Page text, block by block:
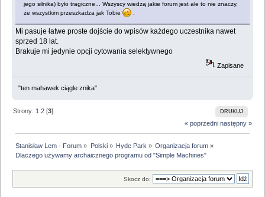
jego silnika) było tragiczne... Wszyscy wiedzą jakie forum jest ale to nie znaczy,
że wszystkim przeszkadza jak Tobie
.
Mi pasuje łatwe proste dojście do wpisów każdego uczestnika nawet
sprzed 18 lat.
Brakuje mi jedynie opcji cytowania selektywnego
Zapisane
"ten mahawek ciągle znika"
DRUKUJ
Strony: 1 2 [3]
« poprzedni następny »
Stanisław Lem - Forum » Polski» Hyde Park » Organizacja forum »
Dlaczego używamy archaicznego programu od "Simple Machines"
Skocz do: